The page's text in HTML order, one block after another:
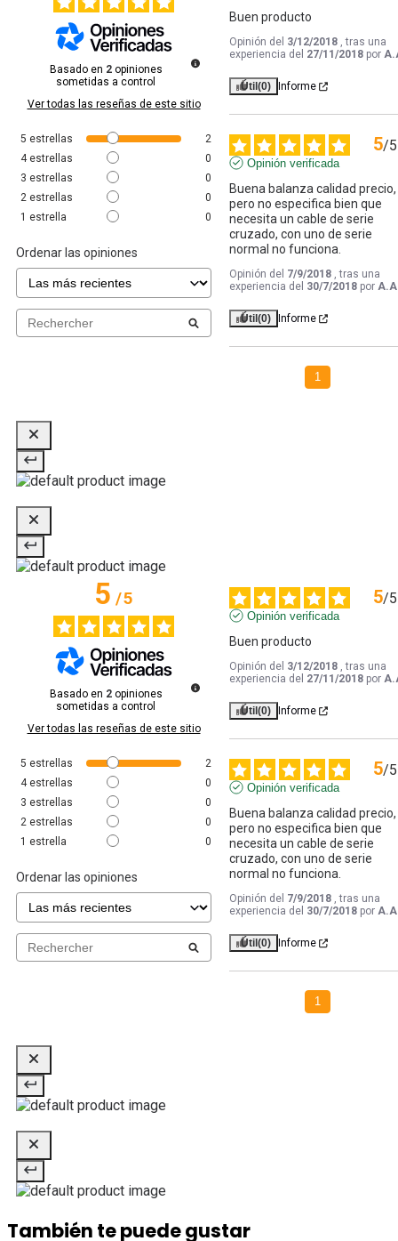
Basado en 2 opiniones
sometidas a control
Ver todas las reseñas de este sitio
5 estrellas
2
4 estrellas
0
3 estrellas
0
2 estrellas
0
1 estrella 0
Ordenar las opiniones
Buen producto
Opinión del 3/12/2018 , tras una
experiencia del 27/11/2018 por
Útil (0) Informe
5/5
Opinión verificada
Buena balanza calidad precio,
pero no especifica bien que
necesita un cable de serie
cruzado, con uno de serie
normal no funciona.
Opinión del 7/9/2018 , tras una
experiencia del 30/7/2018 por
Útil (0) Informe
1
5/5
Basado en 2 opiniones
sometidas a control
Ver todas las reseñas de este sitio
5 estrellas
2
4 estrellas
0
3 estrellas
0
2 estrellas
0
1 estrella 0
Ordenar las opiniones
5/5
Opinión verificada
Buen producto
Opinión del 3/12/2018 , tras una
experiencia del 27/11/2018 por
Útil (0) Informe
5/5
Opinión verificada
Buena balanza calidad precio,
pero no especifica bien que
necesita un cable de serie
cruzado, con uno de serie
normal no funciona.
Opinión del 7/9/2018 , tras una
experiencia del 30/7/2018 por
Útil (0) Informe
1
También te puede gustar